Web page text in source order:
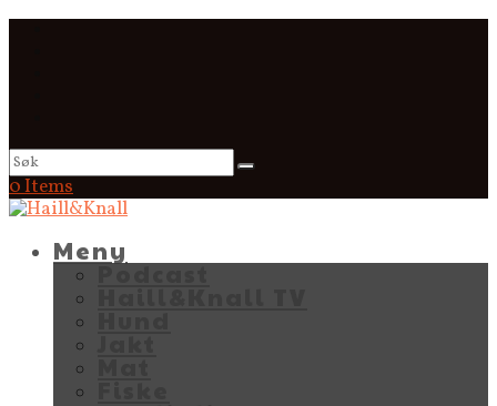
0 Items
Meny
Podcast